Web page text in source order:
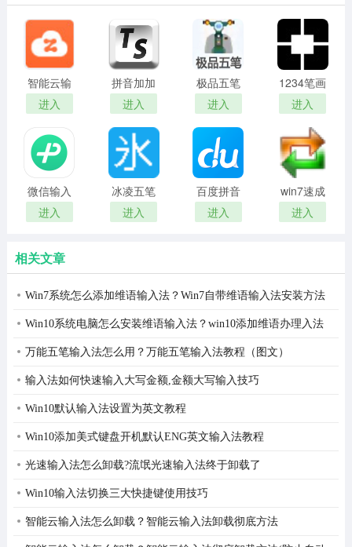
智能云输
入法
进入
拼音加加
输入法
进入
极品五笔
输入法
进入
1234笔画
输入法
进入
微信输入
法电脑版
进入
冰凌五笔
输入法
进入
百度拼音
输入法
进入
win7速成
输入法官
方版
进入
相关文章
Win7系统怎么添加维语输入法？Win7自带维语输入法安装方法
Win10系统电脑怎么安装维语输入法？win10添加维语办理入法
教程
万能五笔输入法怎么用？万能五笔输入法教程（图文）
输入法如何快速输入大写金额,金额大写输入技巧
Win10默认输入法设置为英文教程
Win10添加美式键盘开机默认ENG英文输入法教程
光速输入法怎么卸载?流氓光速输入法终于卸载了
Win10输入法切换三大快捷键使用技巧
智能云输入法怎么卸载？智能云输入法卸载彻底方法